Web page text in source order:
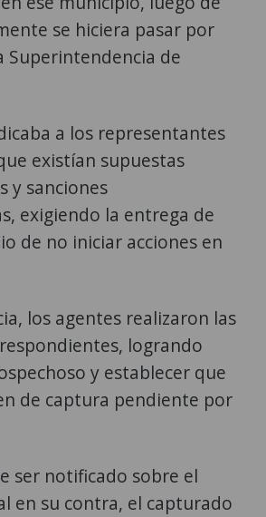
se hiciera pasar por
Superintendencia de
a los representantes
existían supuestas
y sanciones
exigiendo la entrega de
de no iniciar acciones en
los agentes realizaron las
logrando
y establecer que
de captura pendiente por
ser notificado sobre el
en su contra, el capturado